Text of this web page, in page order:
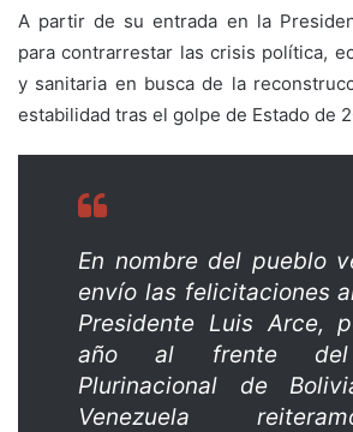
A partir de su entrada en la
para contrarrestar las crisis política,
y sanitaria en busca de la
estabilidad tras el golpe de Estado de
En nombre del pueblo
envío las felicitaciones
Presidente Luis Arce,
año al frente del
Plurinacional de
Venezuela